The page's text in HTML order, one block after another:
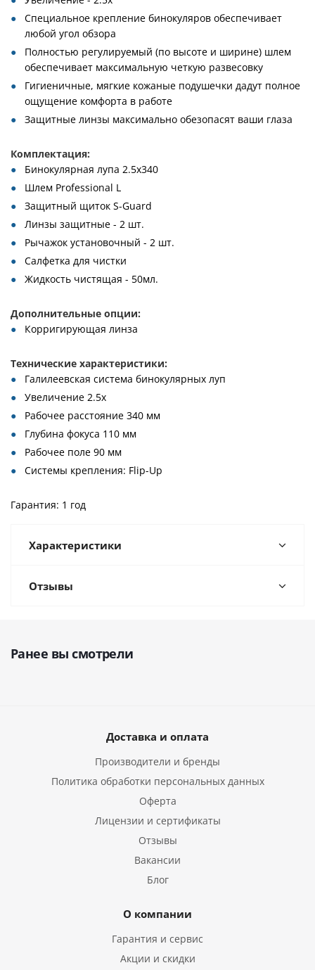
Специальное крепление бинокуляров обеспечивает
любой угол обзора
Полностью регулируемый (по высоте и ширине) шлем
обеспечивает максимальную четкую развесовку
Гигиеничные, мягкие кожаные подушечки дадут полное
ощущение комфорта в работе
Защитные линзы максимально обезопасят ваши глаза
Комплектация:
Бинокулярная лупа 2.5х340
Шлем Professional L
Защитный щиток S-Guard
Линзы защитные - 2 шт.
Рычажок установочный - 2 шт.
Салфетка для чистки
Жидкость чистящая - 50мл.
Дополнительные опции:
Корригирующая линза
Технические характеристики:
Галилеевская система бинокулярных луп
Увеличение 2.5х
Рабочее расстояние 340 мм
Глубина фокуса 110 мм
Рабочее поле 90 мм
Системы крепления: Flip-Up
Гарантия: 1 год
Характеристики
Отзывы
Ранее вы смотрели
Доставка и оплата
Производители и бренды
Политика обработки персональных данных
Оферта
Лицензии и сертификаты
Отзывы
Вакансии
Блог
О компании
Гарантия и сервис
Акции и скидки